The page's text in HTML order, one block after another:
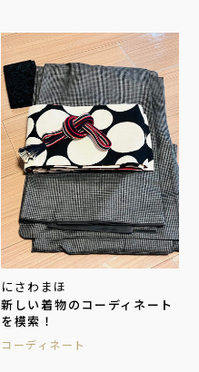
にさわまほ
新しい着物のコーディネート
を模索！
コーディネート